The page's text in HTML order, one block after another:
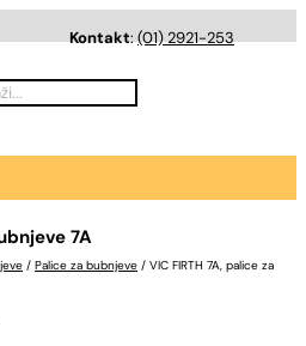
Kontakt:(01) 2921-253
7A
/ Palice za bubnjeve / VIC FIRTH 7A, palice za